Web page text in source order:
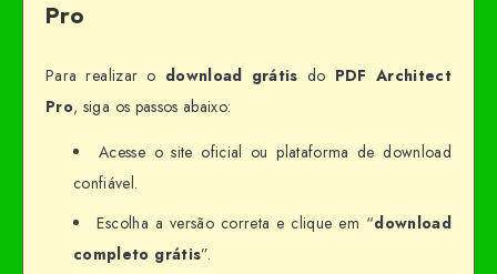
Pro
Para realizar o download grátis do PDF Architect
Pro, siga os passos abaixo:
Acesse o site oficial ou plataforma de download
confiável.
Escolha a versão correta e clique em “download
completo grátis”.